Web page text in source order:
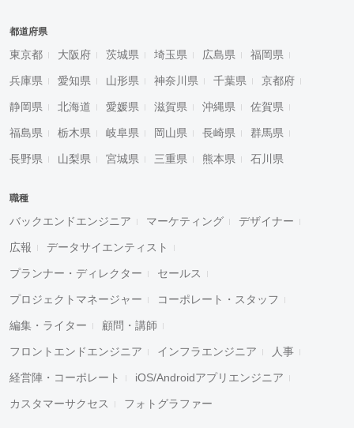
都道府県
東京都 大阪府 茨城県 埼玉県 広島県 福岡県
兵庫県 愛知県 山形県 神奈川県 千葉県 京都府
静岡県 北海道 愛媛県 滋賀県 沖縄県 佐賀県
福島県 栃木県 岐阜県 岡山県 長崎県 群馬県
長野県 山梨県 宮城県 三重県 熊本県 石川県
職種
バックエンドエンジニア マーケティング デザイナー
広報 データサイエンティスト
プランナー・ディレクター セールス
プロジェクトマネージャー コーポレート・スタッフ
編集・ライター 顧問・講師
フロントエンドエンジニア インフラエンジニア 人事
経営陣・コーポレート iOS/Androidアプリエンジニア
カスタマーサクセス フォトグラファー